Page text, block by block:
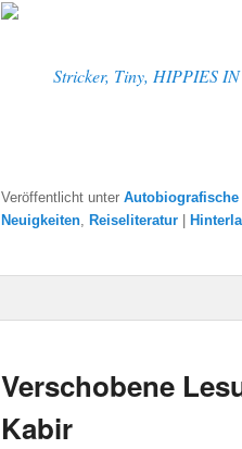
Stricker, Tiny, HIPPIES
Veröffentlicht unter
Neuigkeiten Reiseliteratur |
Verschobene
Kabir